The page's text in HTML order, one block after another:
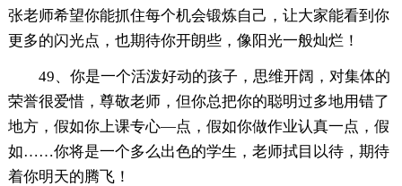
张老师希望你能抓住每个机会锻炼自己，让大家能看到你
更多的闪光点，也期待你开朗些，像阳光一般灿烂！
49、你是一个活泼好动的孩子，思维开阔，对集体的
荣誉很爱惜，尊敬老师，但你总把你的聪明过多地用错了
地方，假如你上课专心—点，假如你做作业认真一点，假
如……你将是一个多么出色的学生，老师拭目以待，期待
着你明天的腾飞！